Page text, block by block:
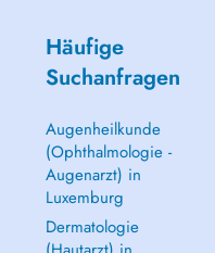
Häufige
Suchanfragen
Augenheilkunde
(Ophthalmologie -
Augenarzt) in
Luxemburg
Dermatologie